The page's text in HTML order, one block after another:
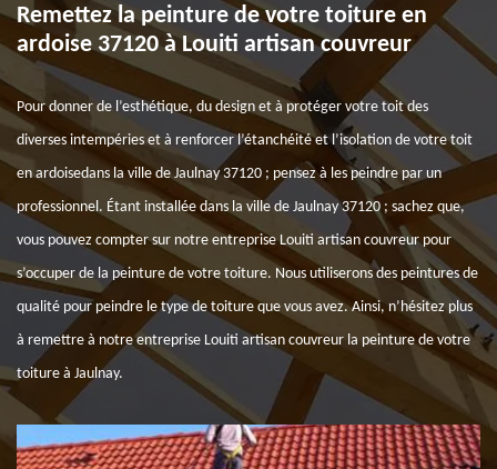
Remettez la peinture de votre toiture en
ardoise 37120 à Louiti artisan couvreur
Pour donner de l’esthétique, du design et à protéger votre toit des
diverses intempéries et à renforcer l’étanchéité et l’isolation de votre toit
en ardoisedans la ville de Jaulnay 37120 ; pensez à les peindre par un
professionnel. Étant installée dans la ville de Jaulnay 37120 ; sachez que,
vous pouvez compter sur notre entreprise Louiti artisan couvreur pour
s’occuper de la peinture de votre toiture. Nous utiliserons des peintures de
qualité pour peindre le type de toiture que vous avez. Ainsi, n’hésitez plus
à remettre à notre entreprise Louiti artisan couvreur la peinture de votre
toiture à Jaulnay.